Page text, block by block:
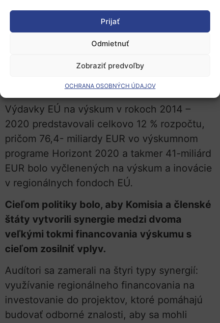
Prijať
Odmietnuť
Zobraziť predvoľby
OCHRANA OSOBNÝCH ÚDAJOV
Komisia a členské štáty musia pracovať. Ako
uviedol jeden z vedúcich audítorov:„Nové
obdobie ponúka nové príležitosti, ale tento
roztrieštený prístup treba prelomiť.“
Zosilňujúci vplyv
Výdavky EÚ na výskum v rokoch 2014 –
2020 predstavovali celkovo 12 % rozpočtu,
pričom 76,4- miliardy EUR vo výskumnom
programe Horizont 2020 a takmer 41-miliárd
EUR bolo vyčlenených na výskum a inovácie
v regionálnych fondoch EÚ.
Cieľom politiky bolo, aby Komisia a členské
štáty vytvorili synergie medzi dvoma
veľkými tokmi financovania výskumu s
cieľom zosilniť vplyv.
Audítori sa zamerali na štyri typy synergií:
využívanie regionálneho financovania na
investovanie do projektov, ktoré pomáhajú
budovať odborné znalosti, aby sa mohli